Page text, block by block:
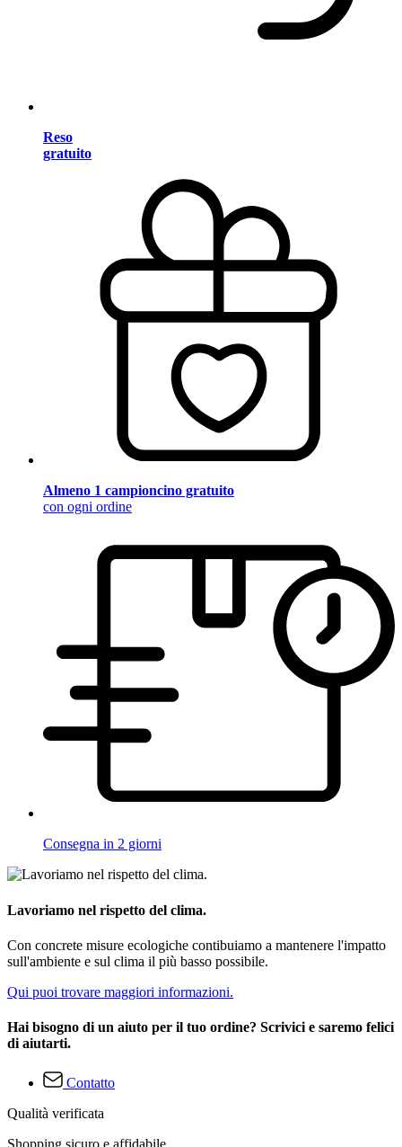
Reso
gratuito
Almeno 1 campioncino gratuito
con ogni ordine
Consegna in 2 giorni
Lavoriamo nel rispetto del clima.
Con concrete misure ecologiche contibuiamo a mantenere l'impatto
sull'ambiente e sul clima il più basso possibile.
Qui puoi trovare maggiori informazioni.
Hai bisogno di un aiuto per il tuo ordine? Scrivici e saremo felici
di aiutarti.
Contatto
Qualità verificata
Shopping sicuro e affidabile